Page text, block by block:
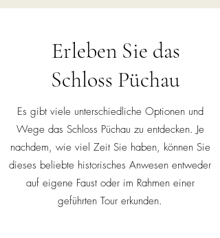
Erleben Sie das
Schloss Püchau
Es gibt viele unterschiedliche Optionen und
Wege das Schloss Püchau zu entdecken. Je
nachdem, wie viel Zeit Sie haben, können Sie
dieses beliebte historisches Anwesen entweder
auf eigene Faust oder im Rahmen einer
geführten Tour erkunden.